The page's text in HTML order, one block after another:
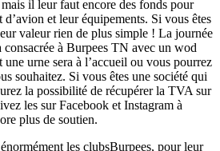
il leur faut encore des fonds pour
et leur équipements. Si vous êtes
valeur rien de plus simple ! La journée
à Burpees TN avec un wod
urne sera à l’accueil ou vous pourrez
souhaitez. Si vous êtes une société qui
la possibilité de récupérer la TVA sur
les sur Facebook et Instagram à
plus de soutien.
les clubsBurpees, pour leur